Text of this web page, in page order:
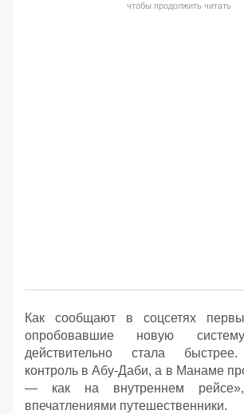
чтобы продолжить читать
Как сообщают в соцсетях
опробовавшие новую
действительно стала
контроль в Абу-Даби, а в Манаме
— как на внутреннем
впечатлениями путешественники.